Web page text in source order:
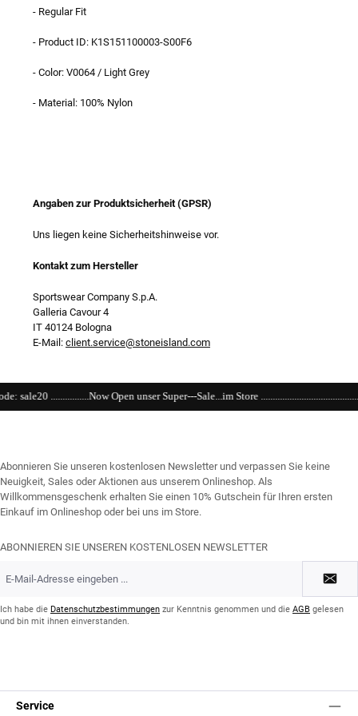
- Regular Fit
- Product ID: K1S151100003-S00F6
- Color: V0064 / Light Grey
- Material: 100% Nylon
Angaben zur Produktsicherheit (GPSR)
Uns liegen keine Sicherheitshinweise vor.
Kontakt zum Hersteller
Sportswear Company S.p.A.
Galleria Cavour 4
IT 40124 Bologna
E-Mail: client.service@stoneisland.com
Open unser Super---Sale...im Store
Abonnieren Sie unseren kostenlosen Newsletter und verpassen Sie keine
Neuigkeit, Sales oder Aktionen aus unserem Onlineshop. Als
Willkommensgeschenk erhalten Sie einen 10% Gutschein für Ihren ersten
Einkauf im Onlineshop oder bei uns im Store.
ABONNIEREN SIE UNSEREN KOSTENLOSEN NEWSLETTER
Mail-
*Ich habe die Datenschutzbestimmungen zur Kenntnis genommen und die AGB gelesen
und bin mit ihnen einverstanden.
Service